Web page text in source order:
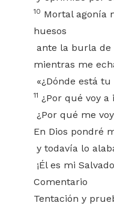
10 Mortal agonía
huesos
ante la burla de
mientras me
«¿Dónde está tu
11 ¿Por qué voy
¿Por qué me
En Dios pondré
y todavía lo
¡Él es mi
Comentario
Tentación y